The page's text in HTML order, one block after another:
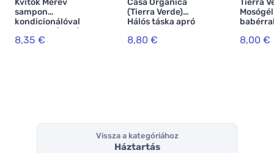
sampon
kondicionálóval
Maca XXL (50 g) -
serkenti a haj
8,35 €
(Tierra Verde)
Hálós táska apró
natúr
8,80 € 8,00 €
Vissza a kategóriához
Háztartás